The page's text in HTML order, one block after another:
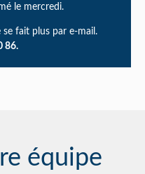
le mercredi.
se fait plus par e-mail.
86.
équipe